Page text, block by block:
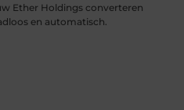
Ether Holdings converteren
en automatisch.